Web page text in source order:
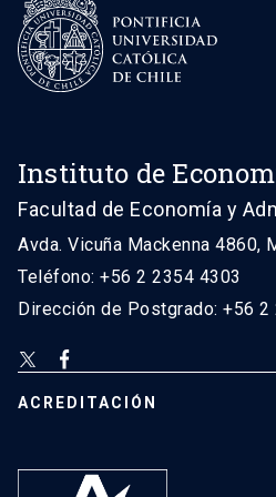
Instituto de
Facultad de Economía y
Avda. Vicuña Mackenna 4860,
Teléfono: +56 2 2354 4303
Dirección de Postgrado: +56 2
ACREDITACIÓN